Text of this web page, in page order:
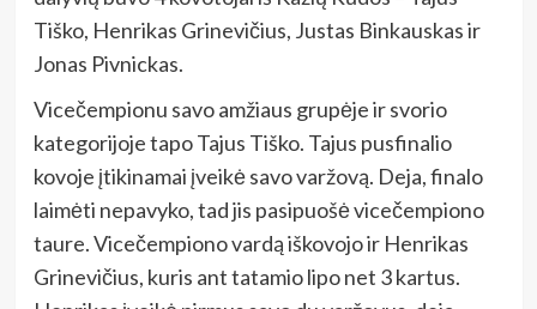
Tiško, Henrikas Grinevičius, Justas Binkauskas ir
Jonas Pivnickas.
Vicečempionu savo amžiaus grupėje ir svorio
kategorijoje tapo Tajus Tiško. Tajus pusfinalio
kovoje įtikinamai įveikė savo varžovą. Deja, finalo
laimėti nepavyko, tad jis pasipuošė vicečempiono
taure. Vicečempiono vardą iškovojo ir Henrikas
Grinevičius, kuris ant tatamio lipo net 3 kartus.